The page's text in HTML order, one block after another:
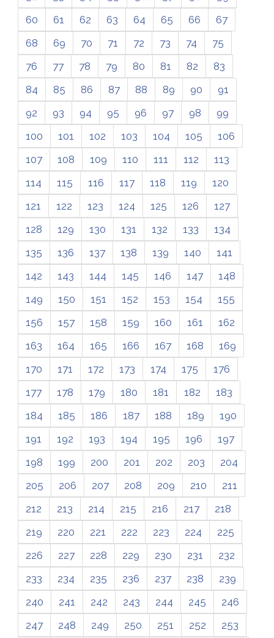
60
61 62 63 64 65 66
67
68
69 70 71 72 73 74
75
76
77 78 79 80 81 82
83
84
85 86 87 88 89 90
91
92
93 94 95 96 97 98
99
100
101 102 103 104 105
106
107
108 109 110 111 112
113
114
115 116 117 118 119
120
121
122 123 124 125 126
127
128
129 130 131 132 133
134
135
136 137 138 139 140
141
142
143 144 145 146 147
148
149
150 151 152 153 154
155
156
157 158 159 160 161
162
163
164 165 166 167 168
169
170
171 172 173 174 175
176
177
178 179 180 181 182
183
184
185 186 187 188 189
190
191
192 193 194 195 196
197
198
199 200 201 202 203
204
205
206 207 208 209 210
211
212
213 214 215 216 217
218
219
220 221 222 223 224
225
226
227 228 229 230 231
232
233
234 235 236 237 238
239
240
241 242 243 244 245
246
247
248 249 250 251 252
253